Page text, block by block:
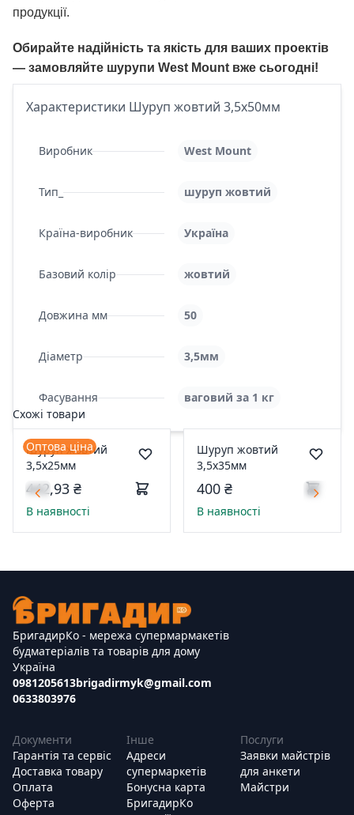
продукції.
Обирайте надійність та якість для ваших проектів
— замовляйте шурупи West Mount вже сьогодні!
Характеристики Шуруп жовтий 3,5х50мм
Виробник West Mount
Тип_ шуруп жовтий
Країна-виробник Україна
Базовий колір жовтий
Довжина мм 50
Діаметр 3,5мм
Фасування
ваговий за 1 кг
Схожі товари
Оптова ціна
Шуруп жовтий
3,5х25мм
442,93 ₴
В наявності
Шуруп жовтий
3,5х35мм
400 ₴
В наявності
БригадирКо - мережа супермармакетів
будматеріалів та товарів для дому
Україна
0981205613
0633803976
brigadirmyk@gmail.com
Документи
Гарантія та сервіс
Доставка товару
Оплата
Оферта
Інше
Адреси
супермаркетів
Бонусна карта
БригадирКо
Послуги
Заявки майстрів
для анкети
Майстри